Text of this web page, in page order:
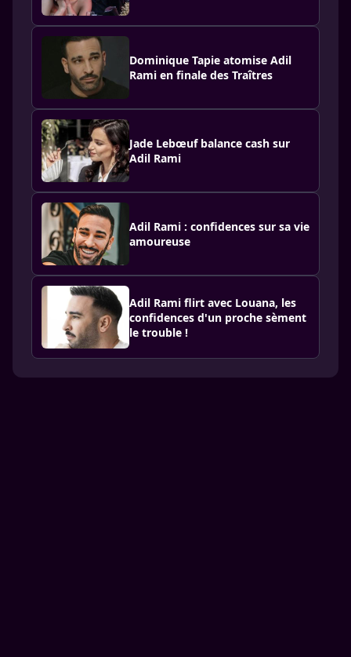
Dominique Tapie atomise Adil
Rami en finale des Traîtres
Jade Lebœuf balance cash sur
Adil Rami
Adil Rami : confidences sur sa vie
amoureuse
Adil Rami flirt avec Louana, les
confidences d'un proche sèment
le trouble !